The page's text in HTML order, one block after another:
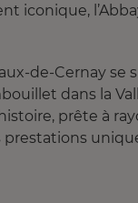
iconique,
de-Cernay se
dans la
prête à
prestations